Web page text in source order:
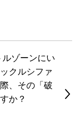
ゾーンにい
クルシファ
、その「破
か？